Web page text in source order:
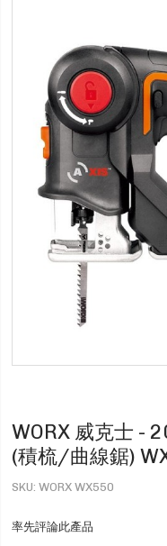
WORX 威克士 -
(積梳/曲線鋸)
SKU WORX WX550
率先評論此產品